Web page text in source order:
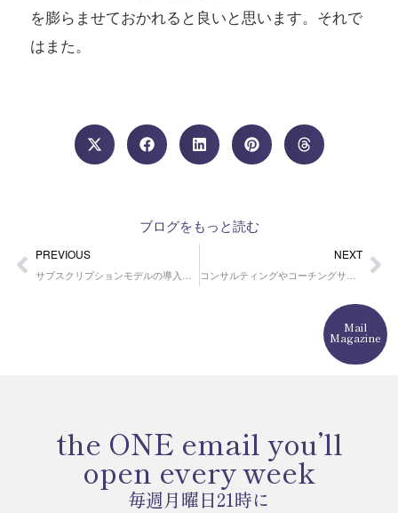
を膨らませておかれると良いと思います。それで
はまた。
ブログをもっと読む
Prev
PREVIOUS NEXT
Mail
Magazine
the ONE email you’ll
open every week
毎週月曜日21時に